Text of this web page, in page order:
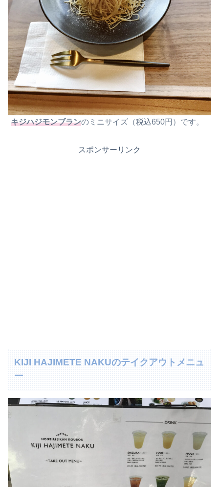
キジハジモンブランのミニサイズ（税込650円）です。
スポンサーリンク
KIJI HAJIMETE NAKUのテイクアウトメニュ
ー